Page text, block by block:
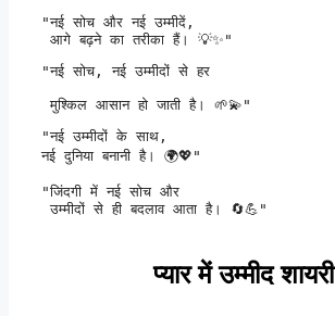
"नई सोच और नई उम्मीदें,
आगे बढ़ने का तरीका हैं। 💡✨"
"नई सोच, नई उम्मीदों से हर
मुश्किल आसान हो जाती है। 🌱💫"
"नई उम्मीदों के साथ,
नई दुनिया बनानी है। 🌍💖"
"जिंदगी में नई सोच और
उम्मीदों से ही बदलाव आता है। 🔄💪"
प्यार में उम्मीद शायरी